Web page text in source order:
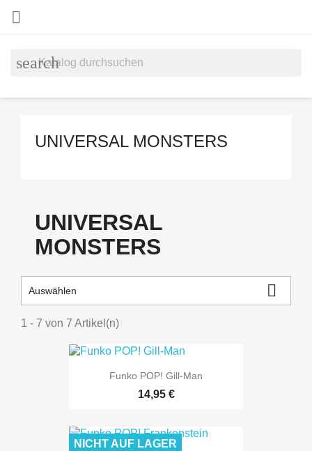

search
UNIVERSAL MONSTERS
UNIVERSAL
MONSTERS
Auswählen 
1 - 7 von 7 Artikel(n)
Funko POP! Gill-Man
14,95 €
NICHT AUF LAGER